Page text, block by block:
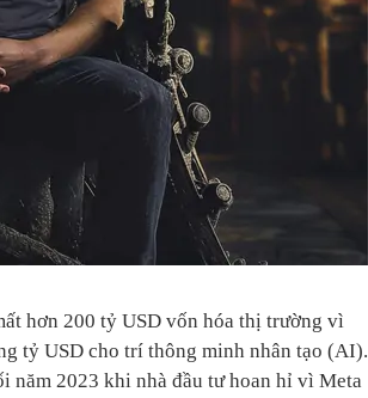
hơn 200 tỷ USD vốn hóa thị trường vì
tỷ USD cho trí thông minh nhân tạo (AI).
năm 2023 khi nhà đầu tư hoan hỉ vì Meta